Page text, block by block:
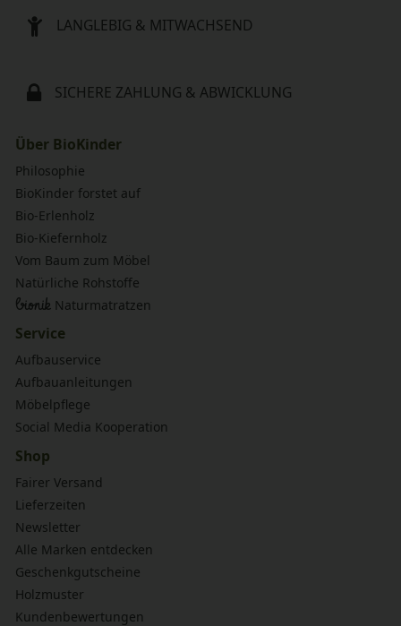
LANGLEBIG & MITWACHSEND
SICHERE ZAHLUNG & ABWICKLUNG
Über BioKinder
Philosophie
BioKinder forstet auf
Bio-Erlenholz
Bio-Kiefernholz
Vom Baum zum Möbel
Natürliche Rohstoffe
bionik Naturmatratzen
Service
Aufbauservice
Aufbauanleitungen
Möbelpflege
Social Media Kooperation
Shop
Fairer Versand
Lieferzeiten
Newsletter
Alle Marken entdecken
Geschenkgutscheine
Holzmuster
Kundenbewertungen